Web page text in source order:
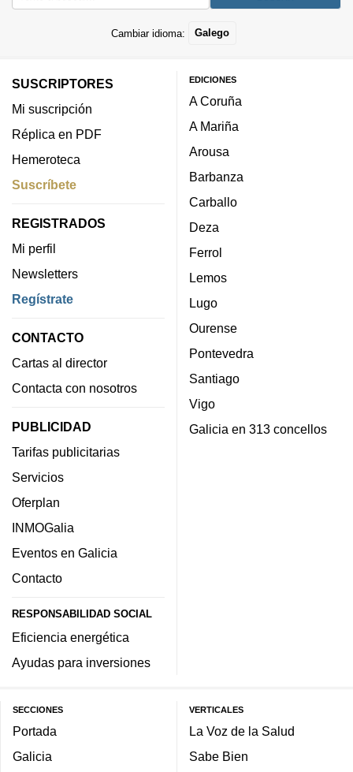
Cambiar idioma: Galego
SUSCRIPTORES
Mi suscripción
Réplica en PDF
Hemeroteca
Suscríbete
REGISTRADOS
Mi perfil
Newsletters
Regístrate
CONTACTO
Cartas al director
Contacta con nosotros
PUBLICIDAD
Tarifas publicitarias
Servicios
Oferplan
INMOGalia
Eventos en Galicia
Contacto
RESPONSABILIDAD SOCIAL
Eficiencia energética
Ayudas para inversiones
EDICIONES
A Coruña
A Mariña
Arousa
Barbanza
Carballo
Deza
Ferrol
Lemos
Lugo
Ourense
Pontevedra
Santiago
Vigo
Galicia en 313 concellos
SECCIONES
Portada
Galicia
VERTICALES
La Voz de la Salud
Sabe Bien